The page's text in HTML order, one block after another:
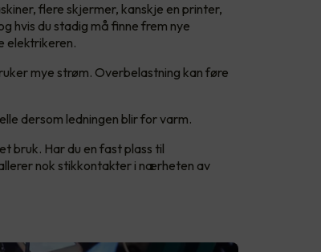
flere skjermer, kanskje en printer,
hvis du stadig må finne frem nye
elektrikeren.
mye strøm. Overbelastning kan føre
dersom ledningen blir for varm.
bruk. Har du en fast plass til
nok stikkontakter i nærheten av